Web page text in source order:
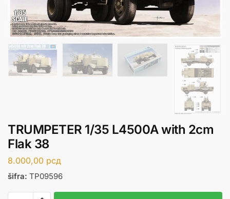
TRUMPETER 1/35 L4500A with 2cm
Flak 38
8.000,00 рсд
šifra: TP09596